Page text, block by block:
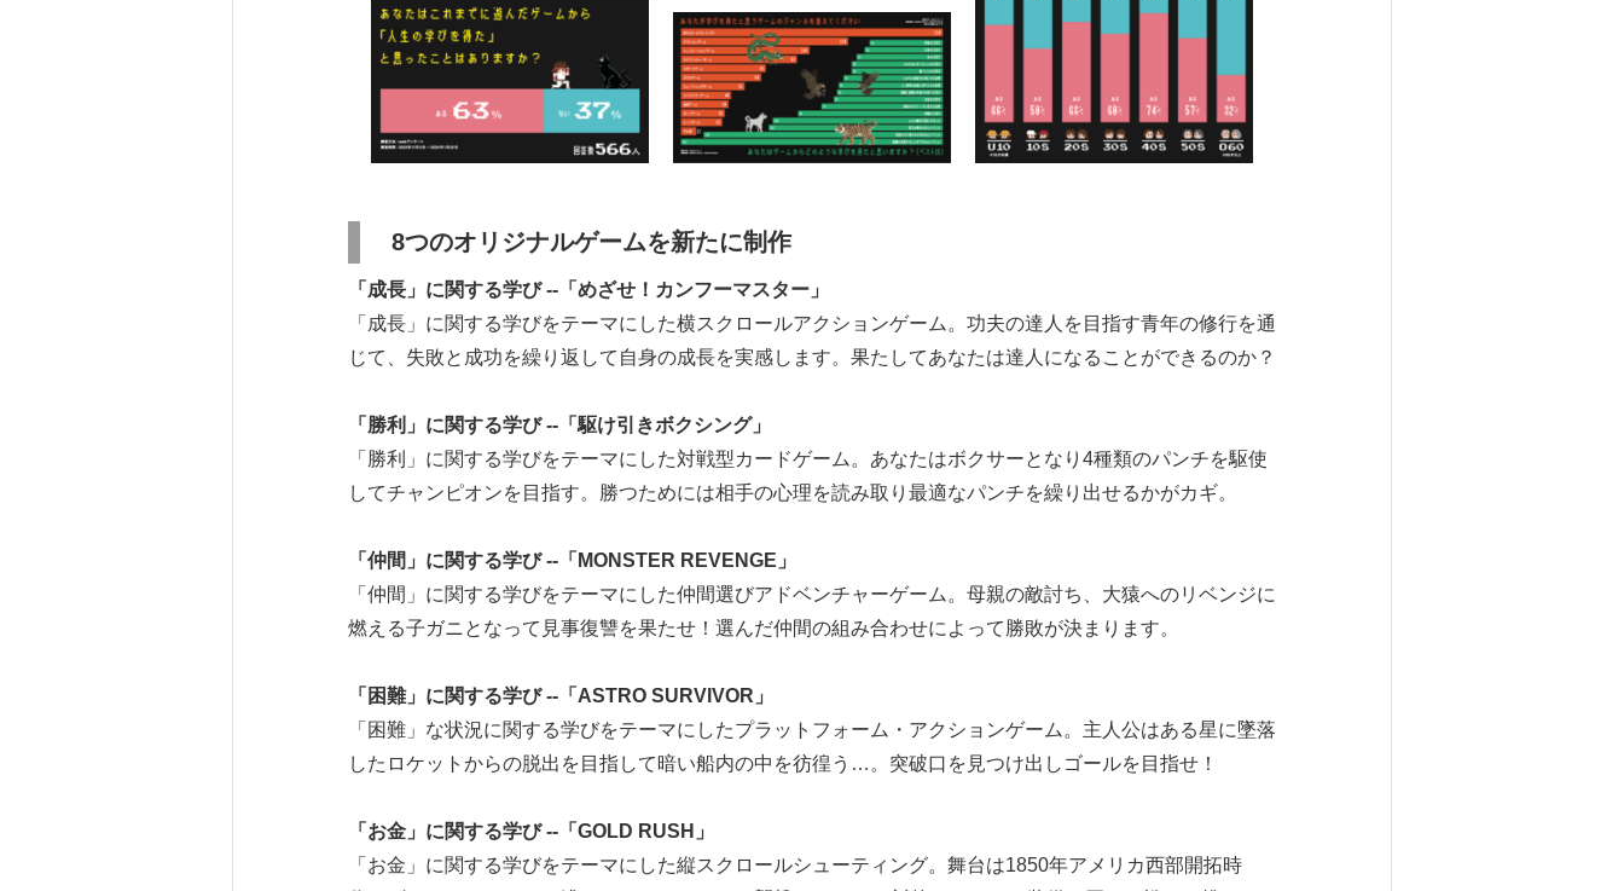
8つのオリジナルゲームを新たに制作
「成長」に関する学び --「めざせ！カンフーマスター」
「成長」に関する学びをテーマにした横スクロールアクションゲーム。功夫の達人を目指す青年の修行を通
じて、失敗と成功を繰り返して自身の成長を実感します。果たしてあなたは達人になることができるのか？
「勝利」に関する学び --「駆け引きボクシング」
「勝利」に関する学びをテーマにした対戦型カードゲーム。あなたはボクサーとなり4種類のパンチを駆使
してチャンピオンを目指す。勝つためには相手の心理を読み取り最適なパンチを繰り出せるかがカギ。
「仲間」に関する学び --「MONSTER REVENGE」
「仲間」に関する学びをテーマにした仲間選びアドベンチャーゲーム。母親の敵討ち、大猿へのリベンジに
燃える子ガニとなって見事復讐を果たせ！選んだ仲間の組み合わせによって勝敗が決まります。
「困難」に関する学び --「ASTRO SURVIVOR」
「困難」な状況に関する学びをテーマにしたプラットフォーム・アクションゲーム。主人公はある星に墜落
したロケットからの脱出を目指して暗い船内の中を彷徨う…。突破口を見つけ出しゴールを目指せ！
「お金」に関する学び --「GOLD RUSH」
「お金」に関する学びをテーマにした縦スクロールシューティング。舞台は1850年アメリカ西部開拓時